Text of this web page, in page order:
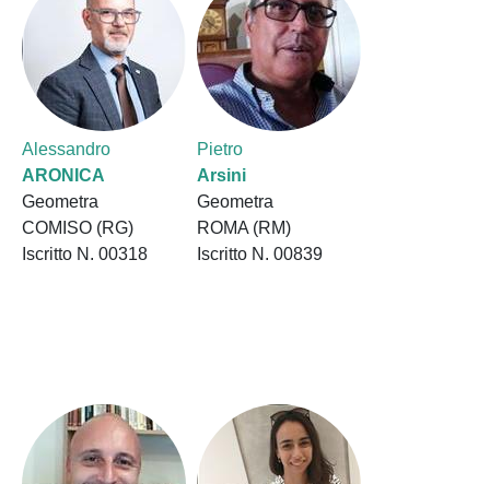
Alessandro
ARONICA
Geometra
COMISO (RG)
Iscritto N. 00318
Pietro
Arsini
Geometra
ROMA (RM)
Iscritto N. 00839